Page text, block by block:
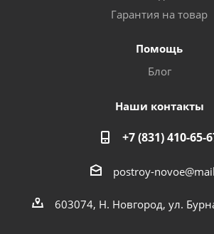
Гарантия на товар
Помощь
Блог
Наши контакты
+7 (831) 410-65-
postroy-
603074, Н. Новгород, ул.